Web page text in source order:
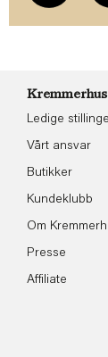
Ledige
Vårt ansvar
Butikker
Kundeklubb
Om
Presse
Affiliate